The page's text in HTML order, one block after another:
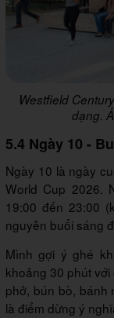
Westfield
dạng.
5.4 Ngày 10 -
Ngày 10 là ngày
World Cup 2026.
19:00 đến 23:00
nguyên buổi sáng
Mình gợi ý ghé
khoảng 30 phút
phở, bún bò, bánh
là điểm dừng ý